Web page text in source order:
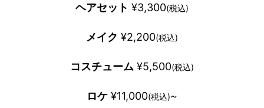
ヘアセット ¥3,300(税込)
メイク ¥2,200(税込)
コスチューム ¥5,500(税込)
ロケ ¥11,000(税込)~